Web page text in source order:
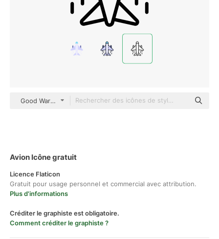
Good Ware Lineal
Avion Icône gratuit
Licence Flaticon
Gratuit pour usage personnel et commercial avec attribution.
Plus d'informations
Créditer le graphiste est obligatoire.
Comment créditer le graphiste ?